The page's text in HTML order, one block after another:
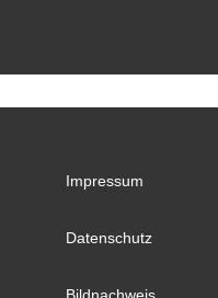
Impressum
Datenschutz